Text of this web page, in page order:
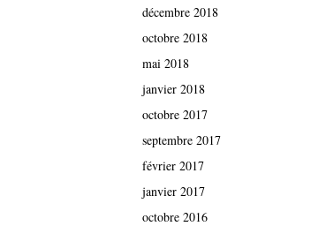
décembre 2018
octobre 2018
mai 2018
janvier 2018
octobre 2017
septembre 2017
février 2017
janvier 2017
octobre 2016